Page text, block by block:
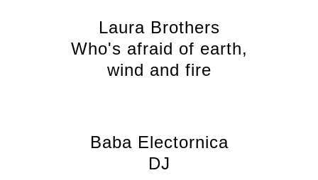
Laura Brothers
Who's afraid of earth,
wind and fire
Baba Electornica
DJ